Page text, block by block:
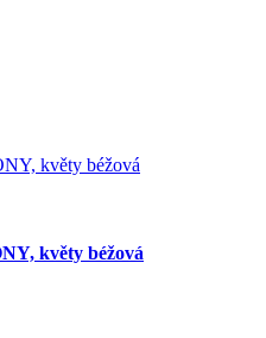
květy béžová